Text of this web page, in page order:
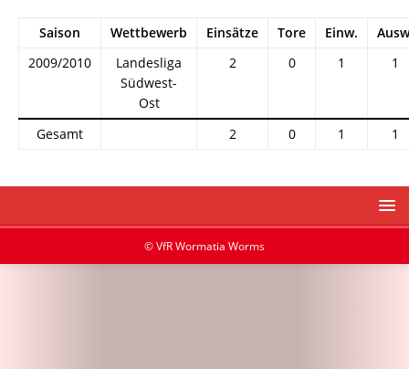
Saison Wettbewerb Einsätze Tore Einw.
2009/2010
Landesliga
Südwest-
Ost
2 0 1 1
Gesamt 2 0 1 1
© VfR Wormatia Worms